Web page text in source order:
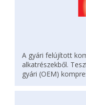
A gyári felújított
alkatrészekből.
gyári (OEM)